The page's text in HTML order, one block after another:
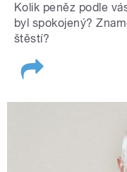
Kolik peněz podle
byl spokojený?
štěstí?